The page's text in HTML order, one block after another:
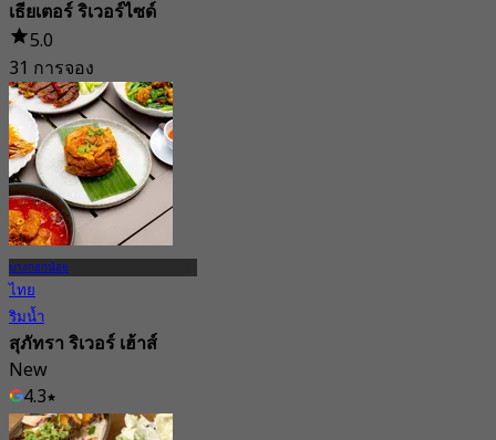
เธียเตอร์ ริเวอร์ไซด์
5.0
31 การจอง
จาก฿ 249.5
บางกอกน้อย
ไทย
ริมน้ำ
สุภัทรา ริเวอร์ เฮ้าส์
New
4.3
จาก฿ 1,550